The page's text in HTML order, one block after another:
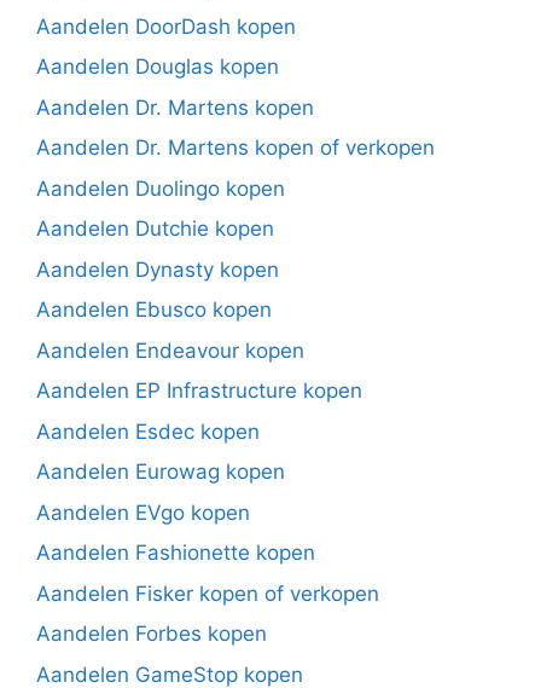
Aandelen DoorDash kopen
Aandelen Douglas kopen
Aandelen Dr. Martens kopen
Aandelen Dr. Martens kopen of verkopen
Aandelen Duolingo kopen
Aandelen Dutchie kopen
Aandelen Dynasty kopen
Aandelen Ebusco kopen
Aandelen Endeavour kopen
Aandelen EP Infrastructure kopen
Aandelen Esdec kopen
Aandelen Eurowag kopen
Aandelen EVgo kopen
Aandelen Fashionette kopen
Aandelen Fisker kopen of verkopen
Aandelen Forbes kopen
Aandelen GameStop kopen